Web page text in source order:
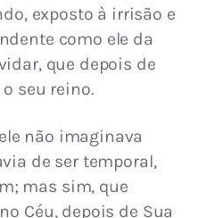
exposto à irrisão e
como ele da
que depois de
seu reino.
não imaginava
de ser temporal,
mas sim, que
Céu, depois de Sua